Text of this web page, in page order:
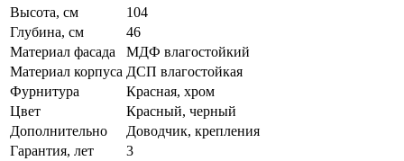
Высота, см
104
Глубина, см
46
Материал фасада
МДФ влагостойкий
Материал корпуса ДСП влагостойкая
Фурнитура
Красная, хром
Цвет
Красный, черный
Дополнительно
Доводчик, крепления
Гарантия, лет
3